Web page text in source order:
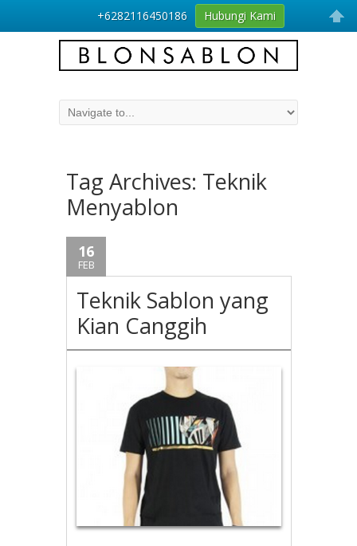
Tag Archives: Teknik
Menyablon
16
FEB
Teknik Sablon yang
Kian Canggih
+6282116450186 Hubungi Kami